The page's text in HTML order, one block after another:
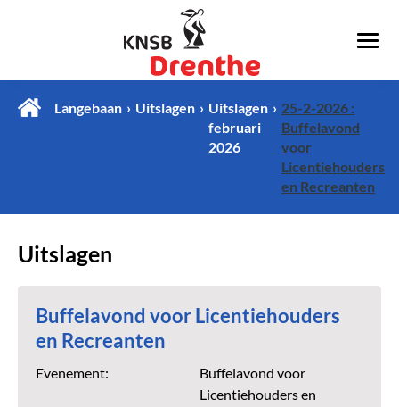
Langebaan Uitslagen
Uitslagen
februari
2026
25-2-2026 :
Buffelavond
voor
Licentiehouders
en Recreanten
Uitslagen
Buffelavond voor Licentiehouders
en Recreanten
Evenement:
Buffelavond voor
Licentiehouders en